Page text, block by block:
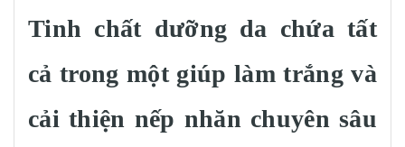
Tinh chất dưỡng da chứa tất
cả trong một giúp làm trắng và
cải thiện nếp nhăn chuyên sâu